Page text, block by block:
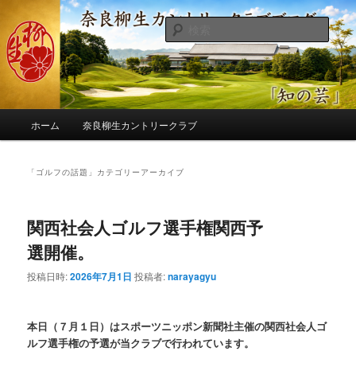
ン
コ
ン
へ
コ
ン
ツ
移
奈良柳生カントリークラブ総支配人
ブログ
季節の話題、クラブの出来事、コースの改修・更新作業、ゴルフに関する随
筆、喜怒哀楽などを気まぐれに発信します。
検
索
ホーム 奈良柳生カントリークラブ
「 ゴルフの話題 」カテゴリーアーカイブ
関西社会人ゴルフ選手権関西予
選開催。
投稿日時:2026年7月1日 投稿者:narayagyu
本日（７月１日）はスポーツニッポン新聞社主催の関西社会人ゴ
ルフ選手権の予選が当クラブで行われています。